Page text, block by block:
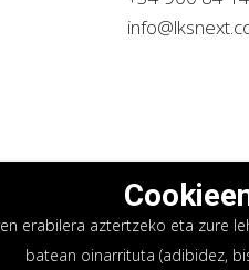
erabilera aztertzeko eta
batean oinarrituta (adibidez,